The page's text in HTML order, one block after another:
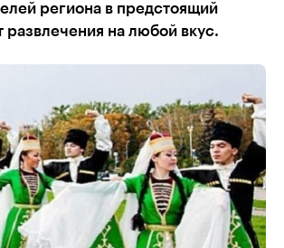
региона в предстоящий
развлечения на любой вкус.